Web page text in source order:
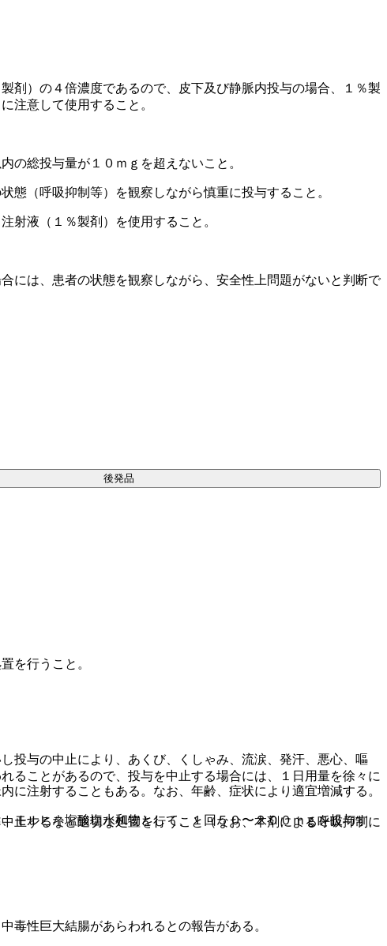
剤）の４倍濃度であるので、皮下及び静脈内投与の場合、１％製
注意して使用すること。
の総投与量が１０ｍｇを超えないこと。
（呼吸抑制等）を観察しながら慎重に投与すること。
射液（１％製剤）を使用すること。
には、患者の状態を観察しながら、安全性上問題がないと判断で
を行うこと。
投与の中止により、あくび、くしゃみ、流涙、発汗、悪心、嘔
ることがあるので、投与を中止する場合には、１日用量を徐々に
するなど適切な処置を行うこと（なお、本剤による呼吸抑制に
性巨大結腸があらわれるとの報告がある。
後発品
注射することもある。なお、年齢、症状により適宜増減する。
モルヒネ塩酸塩水和物として、１回５０〜２００ｍｇを投与す